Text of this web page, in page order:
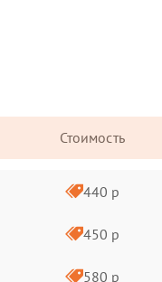
Стоимость
440 р
450 р
580 р